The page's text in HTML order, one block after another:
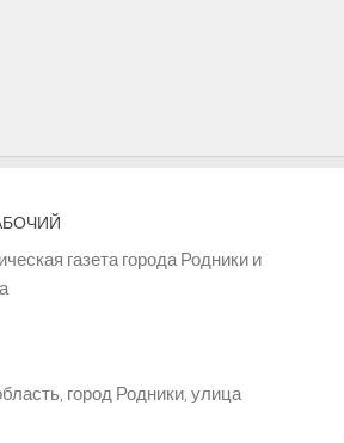
газета города Родники и
город Родники, улица